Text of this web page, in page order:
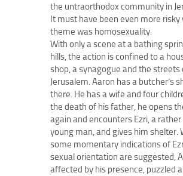
the untraorthodox community in
It must have been even more risky
theme was homosexuality.
With only a scene at a bathing
hills, the action is confined to a
shop, a synagogue and the streets
Jerusalem. Aaron has a butcher’s
there. He has a wife and four
the death of his father, he opens
again and encounters Ezri, a rather
young man, and gives him shelter.
some momentary indications of
sexual orientation are suggested,
affected by his presence, puzzled